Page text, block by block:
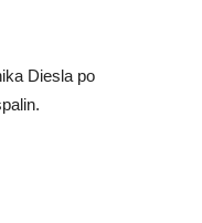
Diesla po